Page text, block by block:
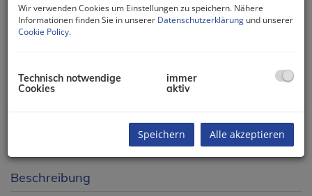
Beschreibung
Wir verwenden Cookies um Einstellungen zu speichern. Nähere
Informationen finden Sie in unserer Datenschutzerklärung und unserer
Cookie Policy.
Technisch notwendige
Cookies
immer
aktiv
Speichern Alle akzeptieren